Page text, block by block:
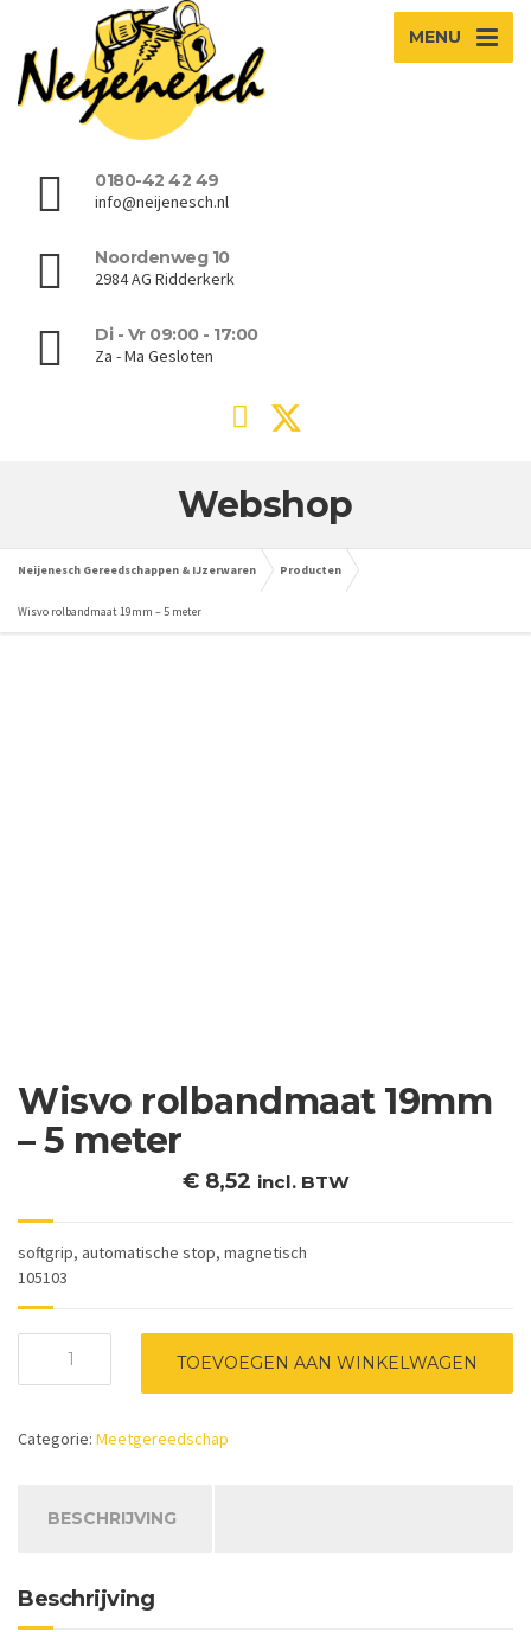
MENU
0180-42 42 49
info@neijenesch.nl
Noordenweg 10
2984 AG Ridderkerk
Di - Vr 09:00 - 17:00
Za - Ma Gesloten
Webshop
Neijenesch Gereedschappen & IJzerwaren Producten
Wisvo rolbandmaat 19mm – 5 meter
Wisvo rolbandmaat 19mm
– 5 meter
€8,52 incl. BTW
softgrip, automatische stop, magnetisch
105103
rolbandmaat
5
TOEVOEGEN AAN WINKELWAGEN
Categorie: Meetgereedschap
BESCHRIJVING
Beschrijving